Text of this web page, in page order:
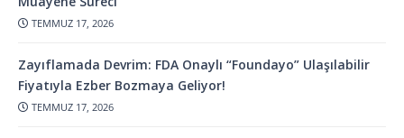
TEMMUZ 17, 2026
Zayıflamada Devrim: FDA Onaylı “Foundayo” Ulaşılabilir
Fiyatıyla Ezber Bozmaya Geliyor!
TEMMUZ 17, 2026